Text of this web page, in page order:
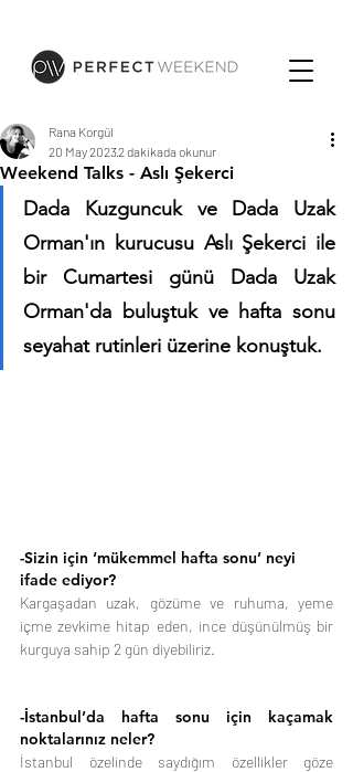
Weekend Talks - Aslı Şekerci
Rana Korgül
20 May 20232 dakikada okunur
Dada Kuzguncuk ve Dada Uzak
Orman'ın kurucusu Aslı Şekerci ile
bir Cumartesi günü Dada Uzak
Orman'da buluştuk ve hafta sonu
seyahat rutinleri üzerine konuştuk.
-Sizin için ‘mükemmel hafta sonu’ neyi
ifade ediyor?
Kargaşadan uzak, gözüme ve ruhuma, yeme
içme zevkime hitap eden, ince düşünülmüş bir
kurguya sahip 2 gün diyebiliriz.
-İstanbul’da hafta sonu için kaçamak
noktalarınız neler?
İstanbul özelinde saydığım özellikler göze